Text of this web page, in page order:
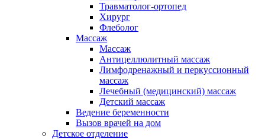
Травматолог-ортопед
Хирург
Флеболог
Массаж
Массаж
Антицеллюлитный массаж
Лимфодренажный и перкуссионный
массаж
Лечебный (медицинский) массаж
Детский массаж
Ведение беременности
Вызов врачей на дом
Детское отделение